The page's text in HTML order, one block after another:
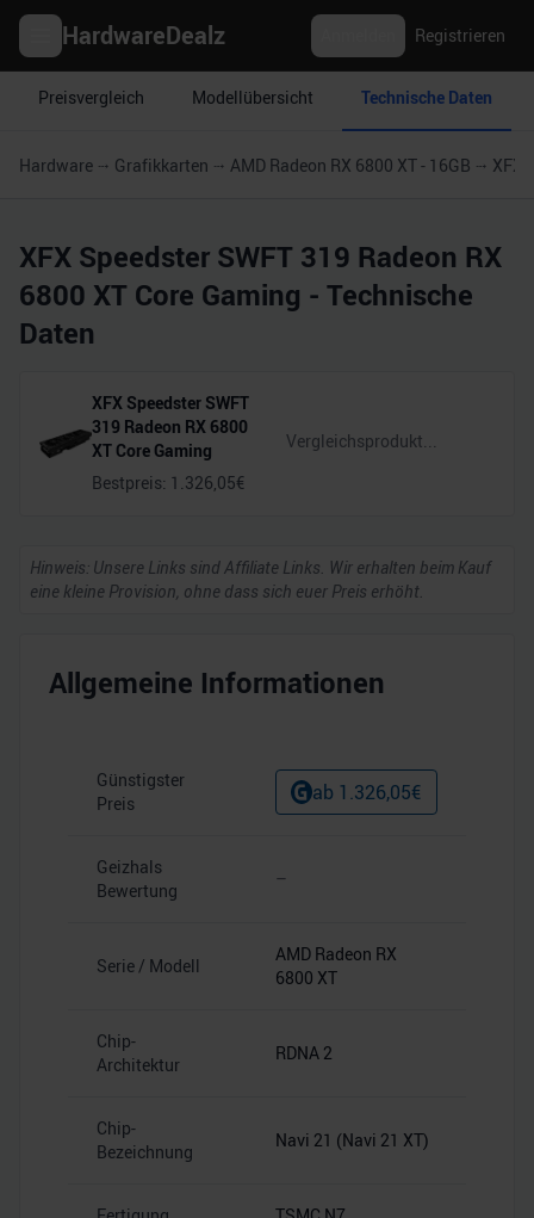
HardwareDealz Registrieren
Preisvergleich Modellübersicht Technische Daten
Hardware Grafikkarten AMD Radeon RX 6800 XT - 16GB XFX
XFX Speedster SWFT 319 Radeon RX
6800 XT Core Gaming - Technische
Daten
XFX Speedster SWFT
319 Radeon RX 6800
XT Core Gaming
Bestpreis: 1.326,05€
Hinweis: Unsere Links sind Affiliate Links. Wir erhalten beim Kauf
eine kleine Provision, ohne dass sich euer Preis erhöht.
Allgemeine Informationen
Günstigster
Preis
ab 1.326,05€
Geizhals
Bewertung
–
Serie / Modell
AMD Radeon RX
6800 XT
Chip-
Architektur
RDNA 2
Chip-
Bezeichnung
Navi 21 (Navi 21 XT)